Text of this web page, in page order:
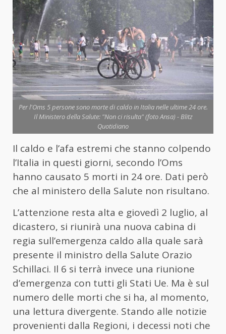
Per l'Oms 5 persone sono morte di caldo in Italia nelle ultime 24 ore.
Il Ministero della Salute: "Non ci risulta" (foto Ansa) - Blitz
Quotidiano
Il caldo e l’afa estremi che stanno colpendo
l’Italia in questi giorni, secondo l’Oms
hanno causato 5 morti in 24 ore. Dati però
che al ministero della Salute non risultano.
L’attenzione resta alta e giovedì 2 luglio, al
dicastero, si riunirà una nuova cabina di
regia sull’emergenza caldo alla quale sarà
presente il ministro della Salute Orazio
Schillaci. Il 6 si terrà invece una riunione
d’emergenza con tutti gli Stati Ue. Ma è sul
numero delle morti che si ha, al momento,
una lettura divergente. Stando alle notizie
provenienti dalla Regioni, i decessi noti che